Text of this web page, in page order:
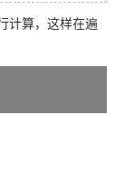
计算，这样在遍